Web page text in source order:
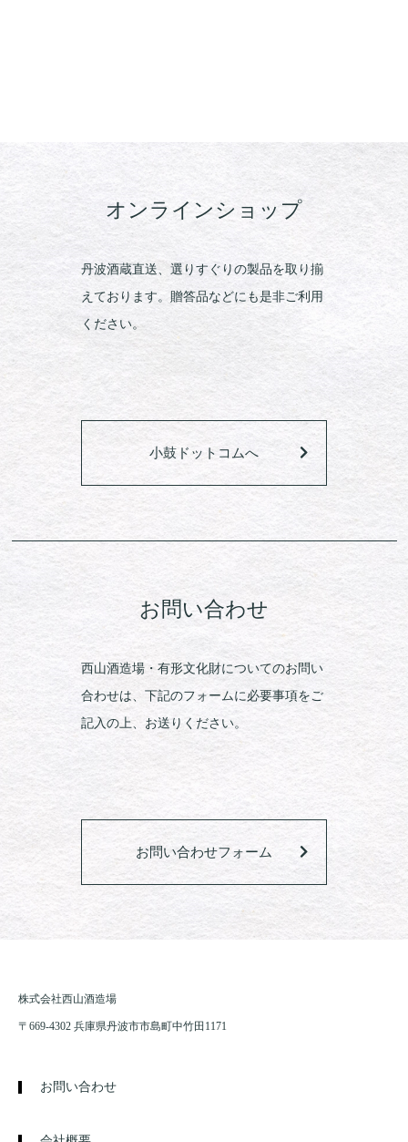
オンラインショップ
丹波酒蔵直送、選りすぐりの製品を取り揃
えております。贈答品などにも是非ご利用
ください。
小鼓ドットコムへ
お問い合わせ
西山酒造場・有形文化財についてのお問い
合わせは、下記のフォームに必要事項をご
記入の上、お送りください。
お問い合わせフォーム
株式会社西山酒造場
〒669-4302 兵庫県丹波市市島町中竹田1171
お問い合わせ